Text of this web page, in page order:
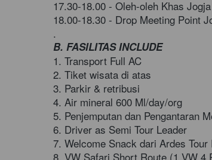
17.30-18.00 - Oleh-oleh Khas Jogja
18.00-18.30 - Drop Meeting Point
.
B. FASILITAS INCLUDE
1. Transport Full AC
2. Tiket wisata di atas
3. Parkir & retribusi
4. Air mineral 600 Ml/day/org
5. Penjemputan dan Pengantaran
6. Driver as Semi Tour Leader
7. Welcome Snack dari Ardes Tour
8. VW Safari Short Route (1 VW 4